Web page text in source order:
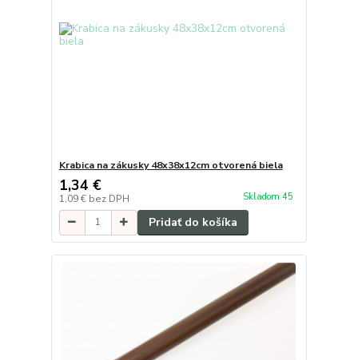
Krabica na zákusky 48x38x12cm otvorená biela
1,34 €
1,09 € bez DPH Skladom 45
Pridať do košíka